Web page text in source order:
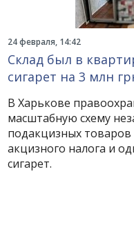
24 февраля, 14:42
Склад был в
сигарет на 3 млн
В Харькове
масштабную схему
подакцизных
акцизного налога и
сигарет.